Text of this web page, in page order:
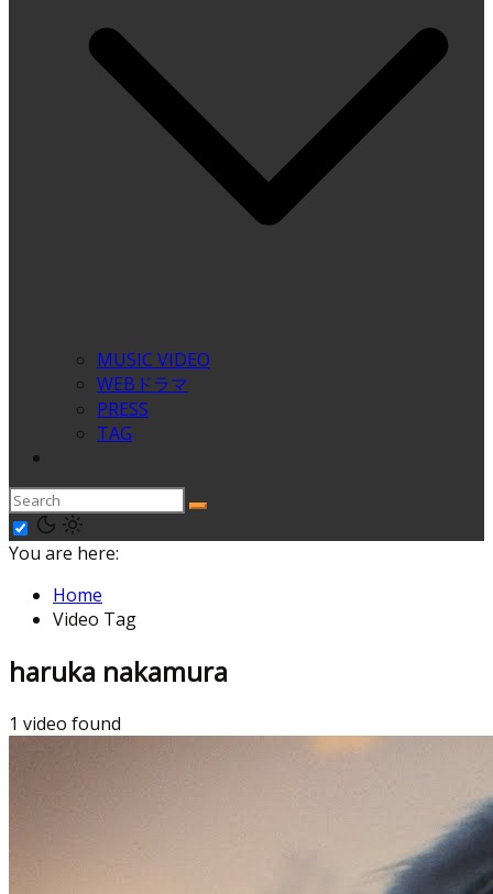
MUSIC VIDEO
WEBドラマ
PRESS
TAG
You are here:
Home
Video Tag
haruka nakamura
1 video found